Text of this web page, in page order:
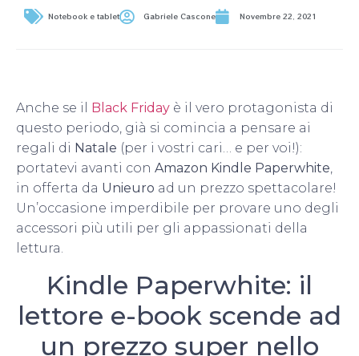
Notebook e tablet Gabriele Cascone Novembre 22, 2021
Anche se il Black Friday è il vero protagonista di
questo periodo, già si comincia a pensare ai
regali di Natale (per i vostri cari… e per voi!):
portatevi avanti con Amazon Kindle Paperwhite,
in offerta da Unieuro ad un prezzo spettacolare!
Un’occasione imperdibile per provare uno degli
accessori più utili per gli appassionati della
lettura.
Kindle Paperwhite: il
lettore e-book scende ad
un prezzo super nello